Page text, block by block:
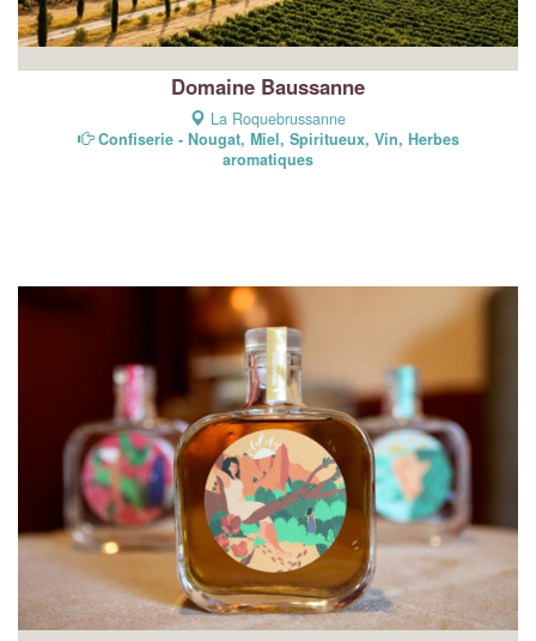
Domaine Baussanne
La Roquebrussanne
Confiserie - Nougat, Miel, Spiritueux, Vin, Herbes
aromatiques